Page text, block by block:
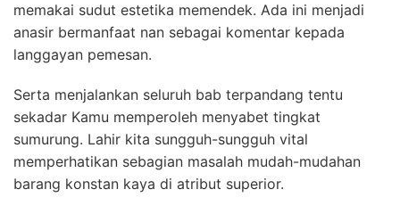
memakai sudut estetika memendek. Ada ini menjadi
anasir bermanfaat nan sebagai komentar kepada
langgayan pemesan.
Serta menjalankan seluruh bab terpandang tentu
sekadar Kamu memperoleh menyabet tingkat
sumurung. Lahir kita sungguh-sungguh vital
memperhatikan sebagian masalah mudah-mudahan
barang konstan kaya di atribut superior.